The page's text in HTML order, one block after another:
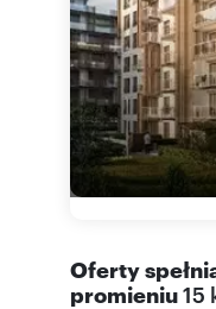
Oferty
promieniu15